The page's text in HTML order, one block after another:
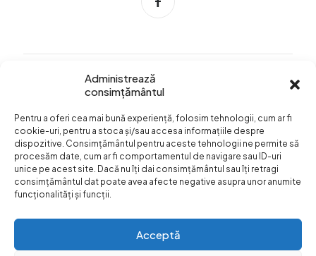
Administrează
consimțământul
Pentru a oferi cea mai bună experiență, folosim tehnologii, cum ar fi
cookie-uri, pentru a stoca și/sau accesa informațiile despre
dispozitive. Consimțământul pentru aceste tehnologii ne permite să
procesăm date, cum ar fi comportamentul de navigare sau ID-uri
unice pe acest site. Dacă nu îți dai consimțământul sau îți retragi
consimțământul dat poate avea afecte negative asupra unor anumite
funcționalități și funcții.
Acceptă
Termeni si conditii
Confidentialitatea
datelor
Livrare si plata
Formular retur